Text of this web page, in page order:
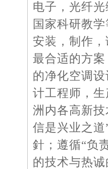
电子，光纤
国家科研教
安装，制作
最合适的方
的净化空调
计工程师，
洲内各高新
信是兴业之
針；遵循“负
的技术与热